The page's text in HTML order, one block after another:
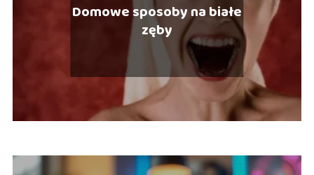
Domowe sposoby na białe
zęby